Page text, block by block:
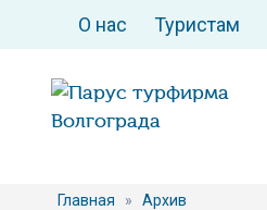
О нас Туристам
Главная » Архив